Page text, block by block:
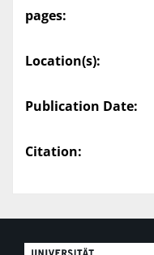
pages:
Location(s):
Publication Date:
Citation: